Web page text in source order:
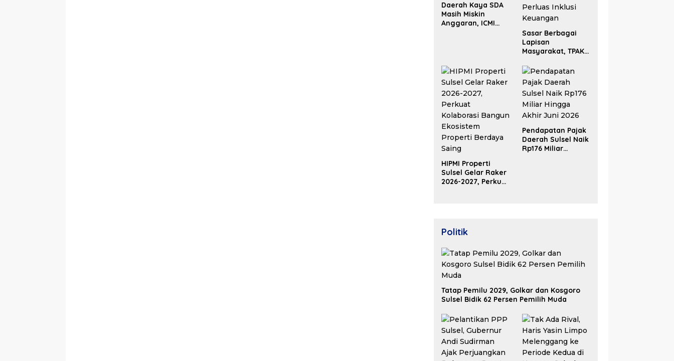
Daerah Kaya SDA
Masih Miskin
Anggaran, ICMI
Sasar Berbagai
Lapisan
Masyarakat, TPAKD
Inklusi Keuangan
HIPMI Properti
Sulsel Gelar Raker
2026-2027, Perkuat
Pendapatan Pajak
Daerah Sulsel Naik
Rp176 Miliar
Politik
Tatap Pemilu 2029, Golkar dan Kosgoro
Sulsel Bidik 62 Persen Pemilih Muda